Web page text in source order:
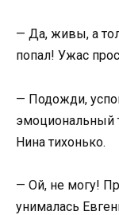
— Да, живы, а
попал! Ужас
— Подожди,
эмоциональный
Нина тихонько.
— Ой, не могу!
унималась